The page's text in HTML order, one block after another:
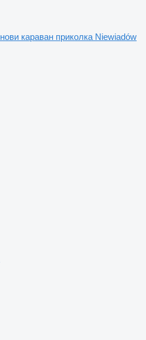
нови караван приколка Niewiadów